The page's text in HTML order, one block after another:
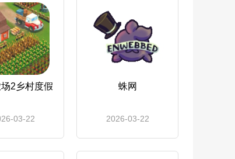
2乡村度假
03-22
蛛网
2026-03-22